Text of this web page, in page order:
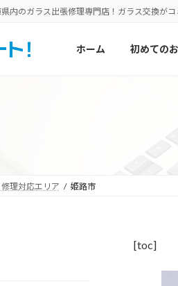
内のガラス出張修理専門店！ガラス交換が
ホーム 初めての
理対応エリア 姫路市
[toc]